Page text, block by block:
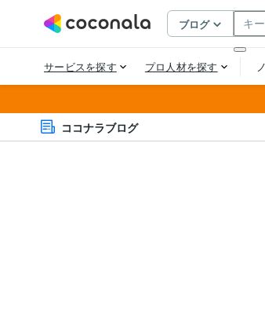
ココナラブログ